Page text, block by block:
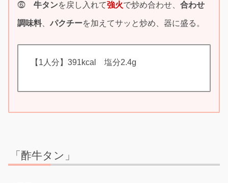
⓺ 牛タンを戻し入れて強火で炒め合わせ、 合わせ
調味料、 パクチーを加えてサッと炒め、器に盛る。
【1人分】391kcal 塩分2.4g
「酢牛タン」